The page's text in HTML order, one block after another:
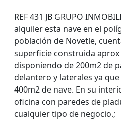
REF 431 JB GRUPO
alquiler esta nave en el
población de Novetle,
superficie construida aprox
disponiendo de 200m2 de
delantero y laterales ya
400m2 de nave. En su
oficina con paredes de
cualquier tipo de negocio.;